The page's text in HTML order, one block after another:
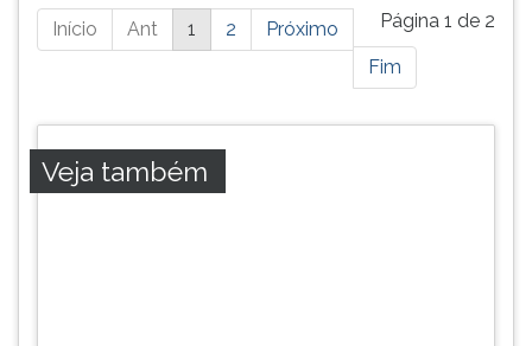
Página 1 de 2
Está
página
resultados,
pressione
tab
Início Ant 1 2
Próximo
Fim
Veja também